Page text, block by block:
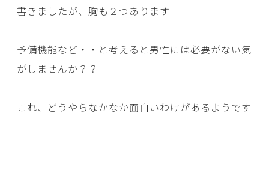
書きましたが、胸も２つあります
予備機能など・・と考えると男性には必要がない気
がしませんか？？
これ、どうやらなかなか面白いわけがあるようです